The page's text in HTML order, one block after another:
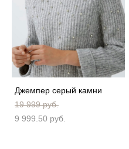
Джемпер серый камни
19 999 pуб.
9 999.50 pуб.